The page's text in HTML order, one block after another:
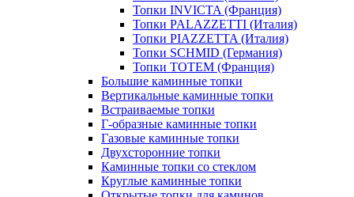
Топки INVICTA (Франция)
Топки PALAZZETTI (Италия)
Топки PIAZZETTA (Италия)
Топки SCHMID (Германия)
Топки TOTEM (Франция)
Большие каминные топки
Вертикальные каминные топки
Встраиваемые топки
Г-образные каминные топки
Газовые каминные топки
Двухсторонние топки
Каминные топки со стеклом
Круглые каминные топки